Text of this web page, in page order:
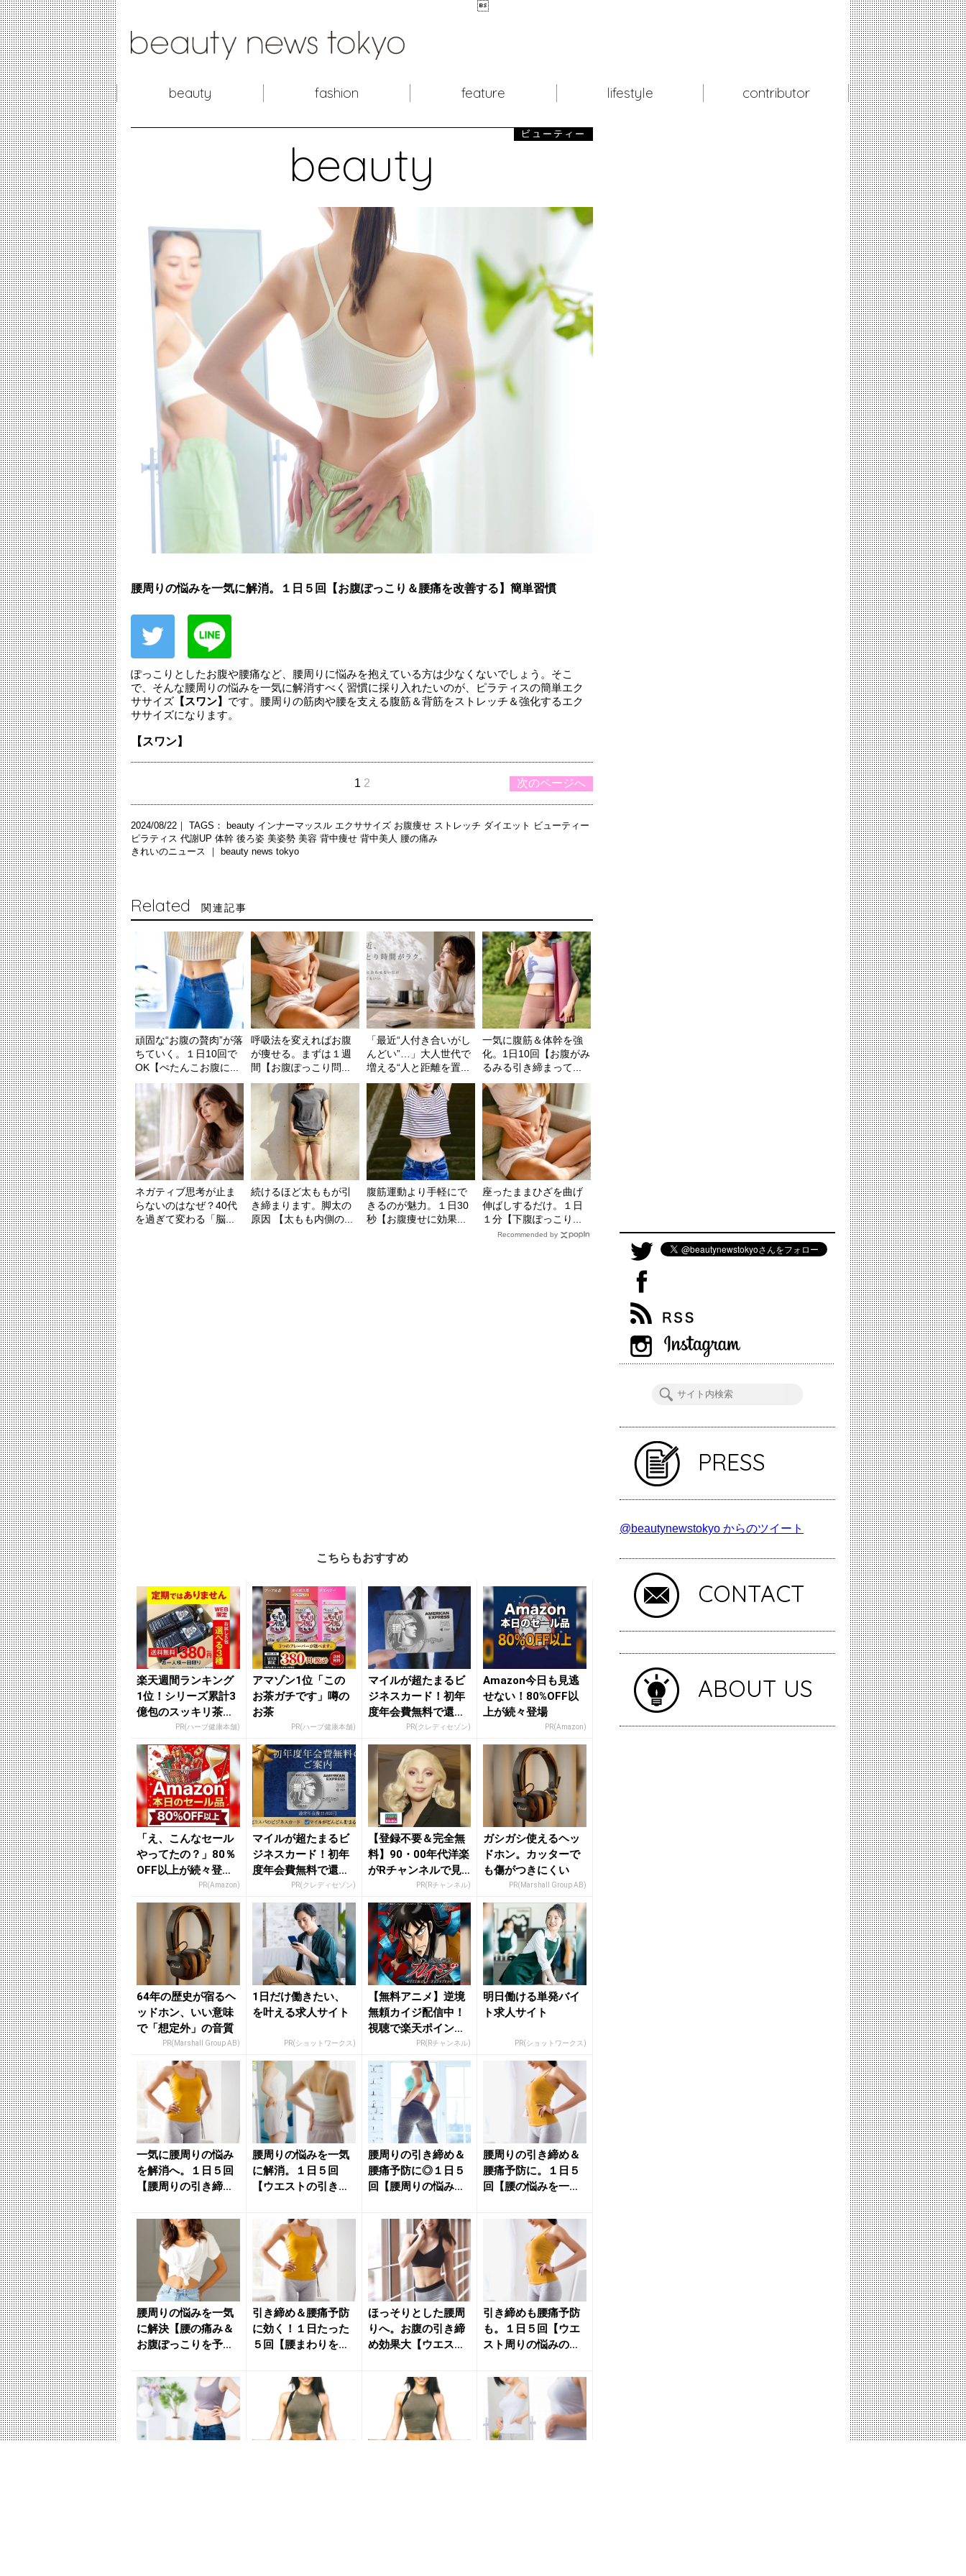

beauty fashion feature lifestyle contributor
beauty
ビューティー
腰周りの悩みを一気に解消。１日５回【お腹ぽっこり＆腰痛を改善する】簡単習慣
ぽっこりとしたお腹や腰痛など、腰周りに悩みを抱えている方は少なくないでしょう。そこ
で、そんな腰周りの悩みを一気に解消すべく習慣に採り入れたいのが、ピラティスの簡単エク
ササイズ 【スワン】 です。腰周りの筋肉や腰を支える腹筋＆背筋をストレッチ＆強化するエク
ササイズになります。
【スワン】
次のページへ
1 2
2024/08/22｜ TAGS： beauty インナーマッスル エクササイズ お腹痩せ ストレッチ ダイエット ビューティー
ピラティス 代謝UP 体幹 後ろ姿 美姿勢 美容 背中痩せ 背中美人 腰の痛み
きれいのニュース ｜
beauty news tokyo
Related 関連記事
頑固な“お腹の贅肉”が落
ちていく。１日10回で
OK【ぺたんこお腹に...
呼吸法を変えればお腹
が痩せる。まずは１週
間【お腹ぽっこり問...
「最近“人付き合いがし
んどい”…」大人世代で
増える“人と距離を置...
一気に腹筋＆体幹を強
化。1日10回【お腹がみ
るみる引き締まって...
ネガティブ思考が止ま
らないのはなぜ？40代
を過ぎて変わる「脳...
続けるほど太ももが引
き締まります。脚太の
原因 【太もも内側の...
腹筋運動より手軽にで
きるのが魅力。１日30
秒【お腹痩せに効果...
座ったままひざを曲げ
伸ばしするだけ。１日
１分【下腹ぽっこり...
Recommended by
こちらもおすすめ
楽天週間ランキング
1位！シリーズ累計3
億包のスッキリ茶。
380円でお試し
PR(ハーブ健康本舗)
アマゾン1位「この
お茶ガチです」噂の
お茶
PR(ハーブ健康本舗)
マイルが超たまるビ
ジネスカード！初年
度年会費無料で還元
率最大1.125%PR(クレディセゾン)
Amazon今日も見逃
せない！80%OFF以
上が続々登場
PR(Amazon)
「え、こんなセール
やってたの？」80％
OFF以上が続々登
場！Amazonの本気
が...
PR(Amazon)
マイルが超たまるビ
ジネスカード！初年
度年会費無料で還元
率最大1.125%PR(クレディセゾン)
【登録不要＆完全無
料】90・00年代洋楽
がRチャンネルで見
PR(Rチャンネル)
ガシガシ使えるヘッ
ドホン。カッターで
も傷がつきにくい
PR(Marshall Group AB)
64年の歴史が宿るヘ
ッドホン、いい意味
で「想定外」の音質
PR(Marshall Group AB)
1日だけ働きたい、
を叶える求人サイト
PR(ショットワークス)
【無料アニメ】逆境
無頼カイジ配信中！
視聴で楽天ポイント
PR(Rチャンネル)
明日働ける単発バイ
ト求人サイト
PR(ショットワークス)
一気に腰周りの悩み
を解消へ。１日５回
【腰周りの引き締め
簡単習慣...
腰周りの悩みを一気
に解消。１日５回
【ウエストの引き締
く】簡単習慣...
腰周りの引き締め＆
腰痛予防に◎１日５
回【腰周りの悩みを
単習慣 ...
腰周りの引き締め＆
腰痛予防に。１日５
回【腰の悩みを一気
慣 - ...
腰周りの悩みを一気
に解決【腰の痛み＆
お腹ぽっこりを予
習慣 - ...
引き締め＆腰痛予防
に効く！１日たった
５回【腰まわりをス
エクササ...
ほっそりとした腰周
りへ。お腹の引き締
め効果大【ウエスト
単習慣 ...
引き締めも腰痛予防
も。１日５回【ウエ
スト周りの悩みの解
習慣 -...
PRESS
@beautynewstokyo からのツイート
CONTACT
ABOUT US